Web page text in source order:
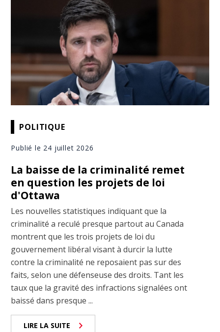
POLITIQUE
Publié le 24 juillet 2026
La baisse de la criminalité remet
en question les projets de loi
d'Ottawa
Les nouvelles statistiques indiquant que la
criminalité a reculé presque partout au Canada
montrent que les trois projets de loi du
gouvernement libéral visant à durcir la lutte
contre la criminalité ne reposaient pas sur des
faits, selon une défenseuse des droits. Tant les
taux que la gravité des infractions signalées ont
baissé dans presque ...
LIRE LA SUITE